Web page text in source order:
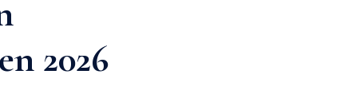
2026